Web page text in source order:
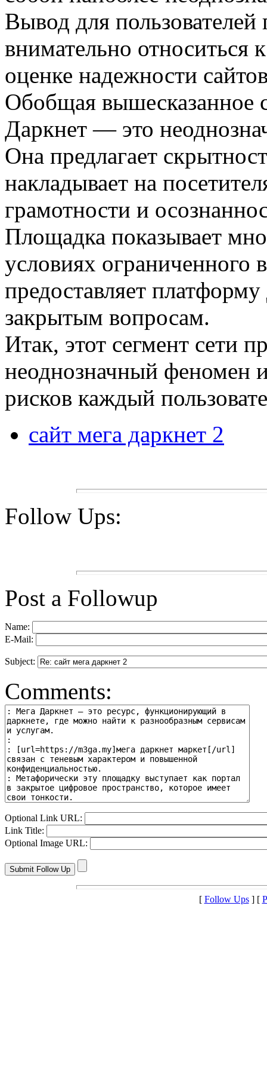
Вывод для пользователей
внимательно относиться
оценке надежности
Обобщая вышесказанное
Даркнет — это
Она предлагает
накладывает на
грамотности и
Площадка показывает
условиях ограниченного
предоставляет
закрытым вопросам.
Итак, этот сегмент сети
неоднозначный феномен
рисков каждый
сайт мега даркнет 2
Follow Ups:
Post a Followup
Name:
E-Mail:
Subject:
Comments:
Optional Link URL:
Link Title:
Optional Image URL:
[ Follow Ups] [